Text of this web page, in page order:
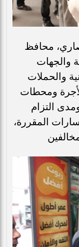
محافظ
والجهات
والحملات
ومحطات
التزام
المقررة،